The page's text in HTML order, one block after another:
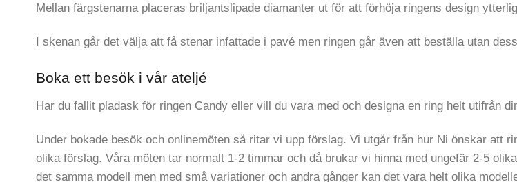
Mellan färgstenarna placeras briljantslipade diamanter ut för att förhöja ringens design
I skenan går det välja att få stenar infattade i pavé men ringen går även att beställa utan
Boka ett besök i vår ateljé
Har du fallit pladask för ringen Candy eller vill du vara med och designa en ring helt utifrån
Under bokade besök och onlinemöten så ritar vi upp förslag. Vi utgår från hur Ni önskar att
olika förslag. Våra möten tar normalt 1-2 timmar och då brukar vi hinna med ungefär 2-5
det samma modell men med små variationer och andra gånger kan det vara helt olika